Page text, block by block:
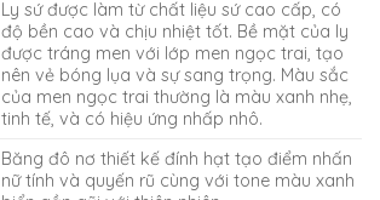
Ly sứ được làm từ chất liệu sứ cao cấp, có
độ bền cao và chịu nhiệt tốt. Bề mặt của ly
được tráng men với lớp men ngọc trai, tạo
nên vẻ bóng lụa và sự sang trọng. Màu sắc
của men ngọc trai thường là màu xanh nhẹ,
tinh tế, và có hiệu ứng nhấp nhô.
Băng đô nơ thiết kế đính hạt tạo điểm nhấn
nữ tính và quyến rũ cùng với tone màu xanh